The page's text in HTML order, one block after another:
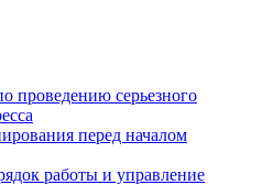
проведению серьезного
перед началом
работы и управление